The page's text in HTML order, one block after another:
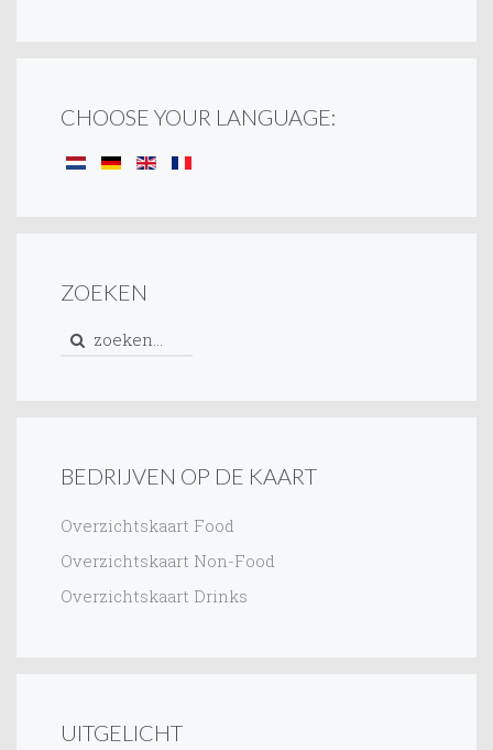
CHOOSE YOUR LANGUAGE:
ZOEKEN
BEDRIJVEN OP DE KAART
Overzichtskaart Food
Overzichtskaart Non-Food
Overzichtskaart Drinks
UITGELICHT